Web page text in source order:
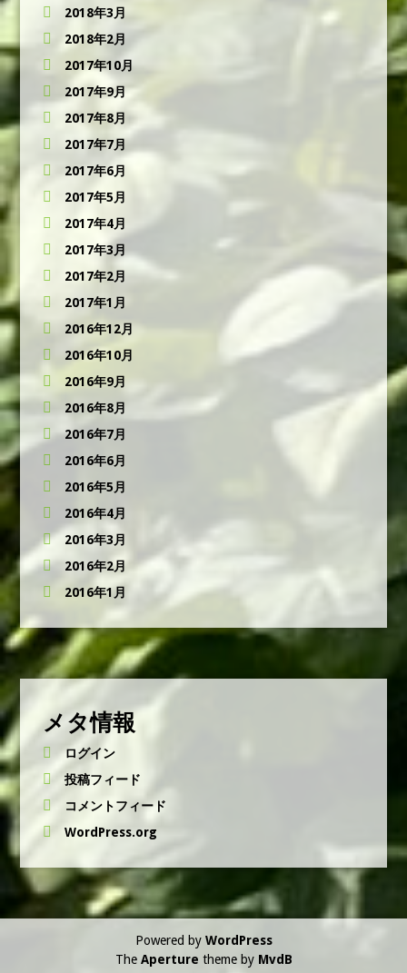
2018年3月
2018年2月
2017年10月
2017年9月
2017年8月
2017年7月
2017年6月
2017年5月
2017年4月
2017年3月
2017年2月
2017年1月
2016年12月
2016年10月
2016年9月
2016年8月
2016年7月
2016年6月
2016年5月
2016年4月
2016年3月
2016年2月
2016年1月
メタ情報
ログイン
投稿フィード
コメントフィード
WordPress.org
Powered by WordPress
The Aperture theme by MvdB